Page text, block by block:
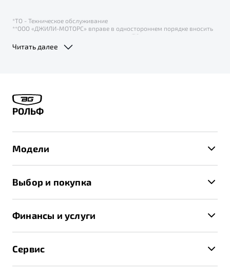
*ТО - Техническое обслуживание
**ООО «ДЖИЛИ-МОТОРС» вправе в одностороннем порядке вносить
изменения в регламент периодического ТО.
С 01.09.2025 г. ООО «Слава Моторс Рус» не является официальным
дистрибьютором автомобилей «Belgee», с 01.09.2025 г. права и
Моторс Рус» исполнит обязательства в полном объеме.
Читать далее
РОЛЬФ
Модели
X70
Выбор и покупка
Спецпредложения и Акции
Записаться на тест-драйв
Получить предложение
Финансы и услуги
Трейд-ин
Сервис